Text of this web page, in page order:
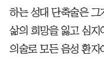
하는 성대 단축술은 그
삶의 희망을 잃고 심지
의술로 모든 음성 환자